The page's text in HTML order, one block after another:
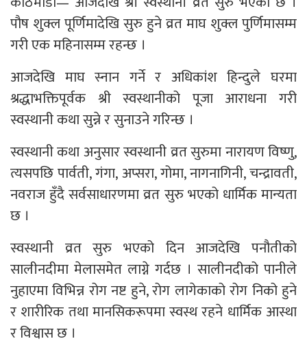
पौष शुक्ल पूर्णिमादेखि सुरु हुने व्रत माघ शुक्ल पुर्णिमासम्म
गरी एक महिनासम्म रहन्छ ।
आजदेखि माघ स्नान गर्ने र अधिकांश हिन्दुले घरमा
श्रद्धाभक्तिपूर्वक श्री स्वस्थानीको पूजा आराधना गरी
स्वस्थानी कथा सुन्ने र सुनाउने गरिन्छ ।
स्वस्थानी कथा अनुसार स्वस्थानी व्रत सुरुमा नारायण विष्णु,
त्यसपछि पार्वती, गंगा, अप्सरा, गोमा, नागनागिनी, चन्द्रावती,
नवराज हुँदै सर्वसाधारणमा व्रत सुरु भएको धार्मिक मान्यता
छ ।
स्वस्थानी व्रत सुरु भएको दिन आजदेखि पनौतीको
सालीनदीमा मेलासमेत लाग्ने गर्दछ । सालीनदीको पानीले
नुहाएमा विभिन्न रोग नष्ट हुने, रोग लागेकाको रोग निको हुने
र शारीरिक तथा मानसिकरूपमा स्वस्थ रहने धार्मिक आस्था
र विश्वास छ ।